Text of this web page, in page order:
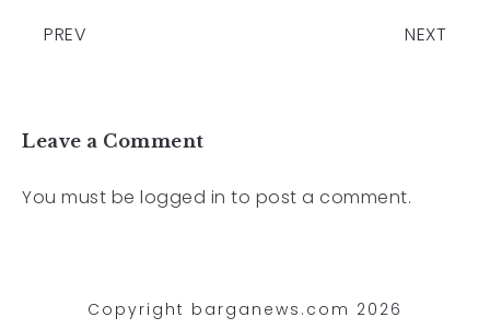
PREV NEXT
Leave a Comment
You must be logged in to post a comment.
Copyright barganews.com 2026